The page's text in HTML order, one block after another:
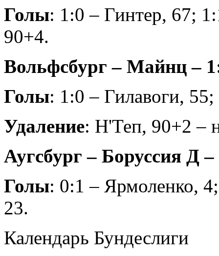
Голы: 1:0 – Гинтер, 67;
90+4.
Вольфсбург – Майнц –
Голы: 1:0 – Гилавоги,
Удаление: Н'Теп, 90+2 –
Аугсбург – Боруссия Д
Голы: 0:1 – Ярмоленко,
23.
Календарь Бундеслиги